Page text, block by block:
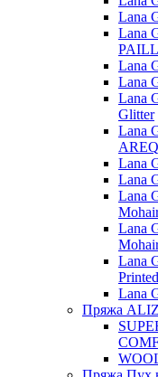
Lana
Lana
Lana
Lana
Lana
Glitter
Lana
Lana
Lana
Lana
Lana
Lana
Printed
Lana
Пряжа